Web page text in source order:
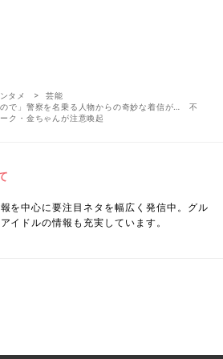
タメ
芸能
ので」警察を名乗る人物からの奇妙な着信が… 不
ク・金ちゃんが注意喚起
を中心に要注目ネタを幅広く発信中。グル
イドルの情報も充実しています。